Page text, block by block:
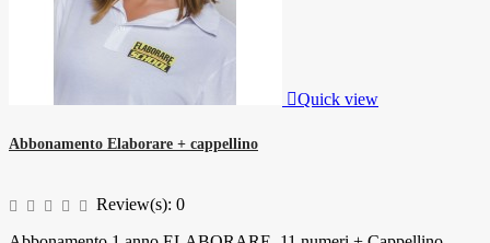
Quick view
Abbonamento Elaborare + cappellino
Review(s): 0